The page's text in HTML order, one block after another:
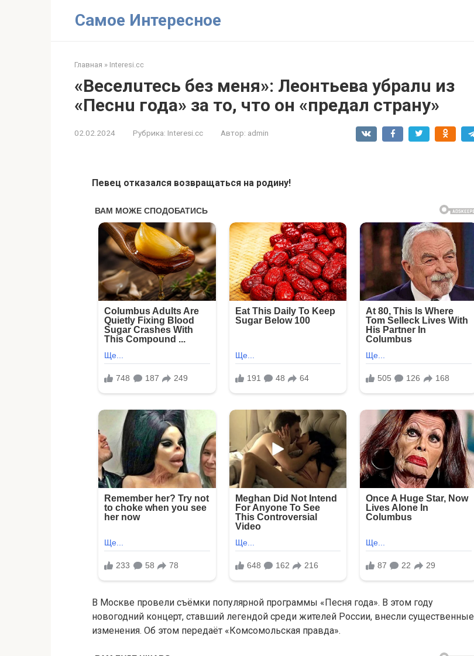
Самое Интересное
Главная » Interesi.cc
«Веселuтесь без меня»: Леонтьева yбралu из
«Песнu года» за то, что он «предал странy»
02.02.2024 Рубрика: Interesi.cc Автор: admin
Певец отказался возвращаться на родину!
В Москве провели съёмки популярной программы «Песня года». В этом году
новогодний концерт, ставший легендой среди жителей России, внесли существенные
изменения. Об этом передаёт «Комсомольская правда».